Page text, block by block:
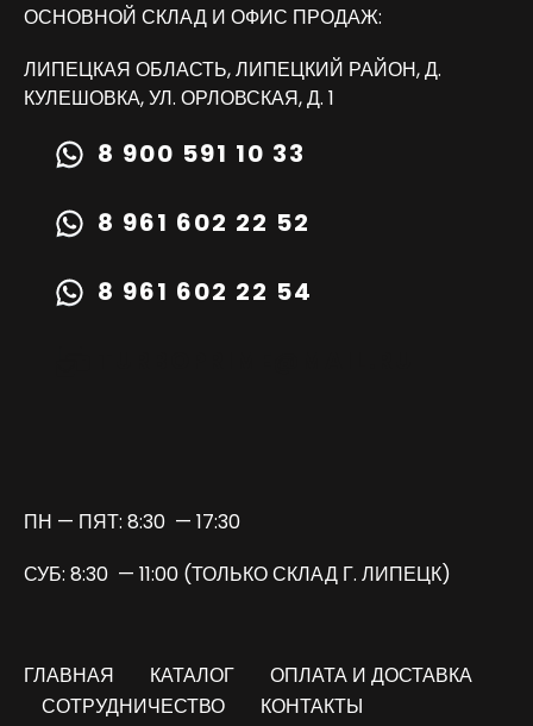
ОСНОВНОЙ СКЛАД И ОФИС ПРОДАЖ:
ЛИПЕЦКАЯ ОБЛАСТЬ, ЛИПЕЦКИЙ РАЙОН, Д.
КУЛЕШОВКА, УЛ. ОРЛОВСКАЯ, Д. 1
8 900 591 10 33
8 961 602 22 52
8 961 602 22 54
ПН — ПЯТ: 8:30 — 17:30
СУБ: 8:30 — 11:00 (ТОЛЬКО СКЛАД Г. ЛИПЕЦК)
ГЛАВНАЯ КАТАЛОГ
ОПЛАТА И ДОСТАВКА
СОТРУДНИЧЕСТВО
КОНТАКТЫ